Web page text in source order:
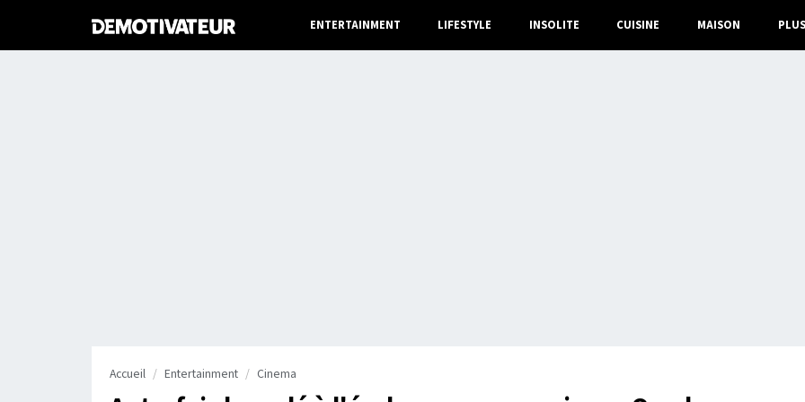
ENTERTAINMENT LIFESTYLE INSOLITE CUISINE MAISON PLUS
Accueil Entertainment Cinema